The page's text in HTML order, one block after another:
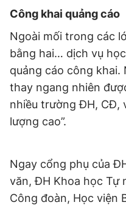
Giấy phép xuất bản số 110/
chép dưới mọi hình thức
bản. Phát triển bởi ePi
Công khai quảng cáo
Ngoài mối trong các
bằng hai… dịch vụ
quảng cáo công
thay ngang nhiên
nhiều trường ĐH, CĐ,
lượng cao”.
Ngay cổng phụ của
văn, ĐH Khoa học Tự
Công đoàn, Học viện